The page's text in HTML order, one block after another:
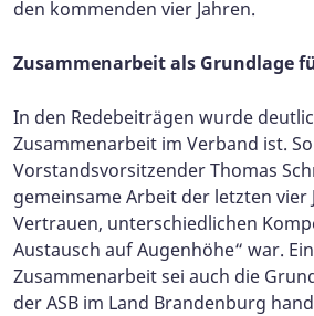
den kommenden vier Jahren.
Zusammenarbeit als Grundlage
In den Redebeiträgen wurde
Zusammenarbeit im Verband ist.
Vorstandsvorsitzender Thomas
gemeinsame Arbeit der letzten vier
Vertrauen, unterschiedlichen
Austausch auf Augenhöhe“ war.
Zusammenarbeit sei auch die
der ASB im Land Brandenburg